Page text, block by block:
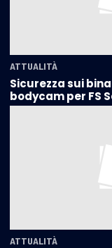
ATTUALITÀ
Sicurezza sui
bodycam per FS
ATTUALITÀ